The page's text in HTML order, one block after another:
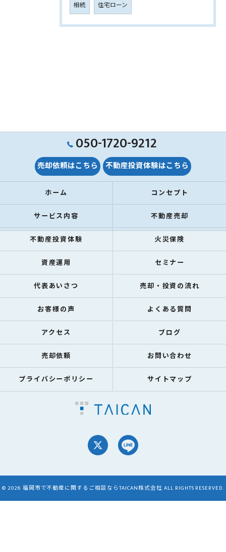
相続 住宅ローン
050-1720-9212
売却依頼はこちら 不動産投資体験はこちら
ホーム コンセプト
サービス内容 不動産売却
不動産投資体験 火災保険
資産運用 セミナー
代表あいさつ 売却・投資の流れ
お客様の声 よくある質問
アクセス ブログ
売却依頼 お問い合わせ
プライバシーポリシー サイトマップ
© 2026 福岡市で不動産に関するご相談ならTAICAN株式会社 ALL RIGHTS RESERVED.